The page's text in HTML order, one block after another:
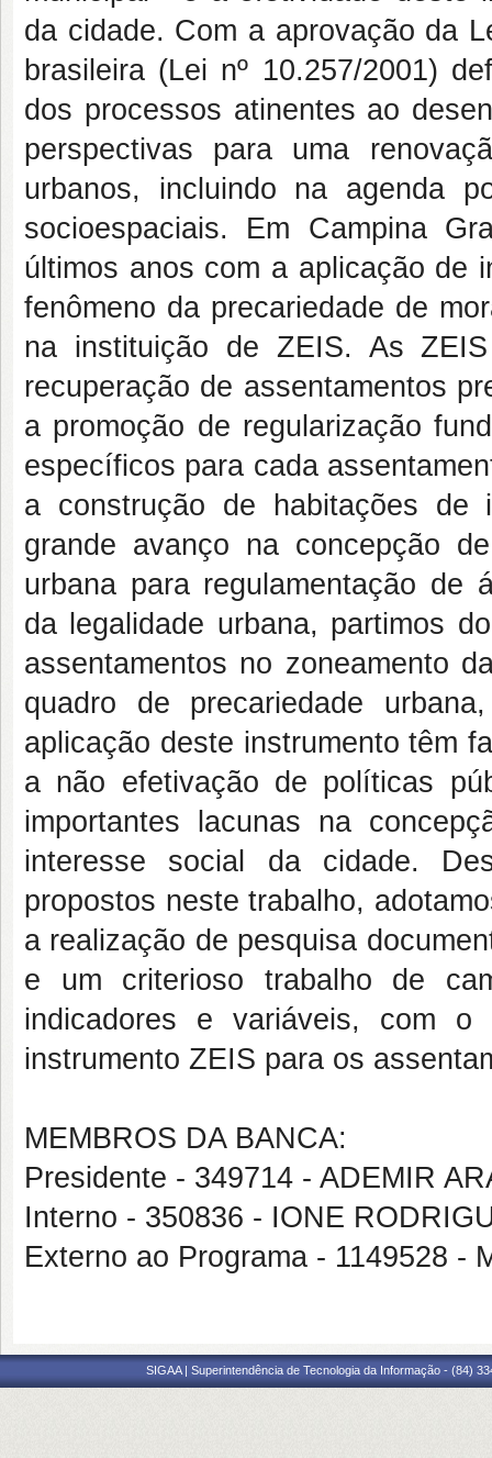
da cidade. Com a aprovação da
brasileira (Lei nº 10.257/2001)
dos processos atinentes ao
perspectivas para uma
urbanos, incluindo na agenda
socioespaciais. Em Campina
últimos anos com a aplicação de
fenômeno da precariedade de
na instituição de ZEIS. As ZEIS
recuperação de assentamentos
a promoção de regularização
específicos para cada
a construção de habitações de
grande avanço na concepção
urbana para regulamentação de
da legalidade urbana, partimos
assentamentos no zoneamento
quadro de precariedade
aplicação deste instrumento têm
a não efetivação de políticas
importantes lacunas na
interesse social da cidade.
propostos neste trabalho,
a realização de pesquisa
e um criterioso trabalho de
indicadores e variáveis, com o
instrumento ZEIS para os
MEMBROS DA BANCA:
Presidente - 349714 - ADEMIR
Interno - 350836 - IONE
Externo ao Programa - 1149528 -
SIGAA | Superintendência de Tecnologia da Informação - (84)